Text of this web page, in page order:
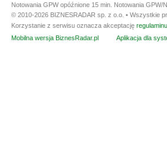
Notowania GPW opóźnione 15 min. Notowania GPW/
© 2010-2026 BIZNESRADAR sp. z o.o. • Wszystkie
Korzystanie z serwisu oznacza akceptację regulaminu
Mobilna wersja BiznesRadar.pl
Aplikacja dla